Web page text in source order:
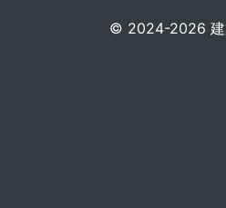
© 2024-2026 建